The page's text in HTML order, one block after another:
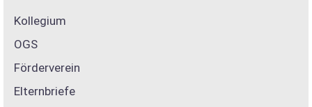
Kollegium
OGS
Förderverein
Elternbriefe